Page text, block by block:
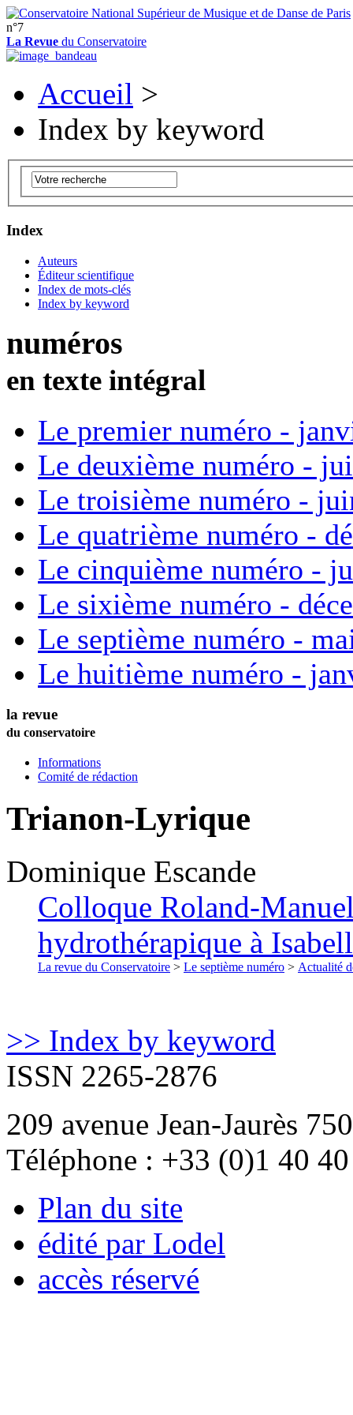
n°7
La Revue du Conservatoire
Accueil >
Index by keyword
Index
Auteurs
Éditeur scientifique
Index de mots-clés
Index by keyword
numéros
en texte intégral
Le premier numéro -
Le deuxième numéro -
Le troisième numéro -
Le quatrième numéro -
Le cinquième numéro -
Le sixième numéro -
Le septième numéro -
Le huitième numéro -
la revue
du conservatoire
Informations
Comité de rédaction
Trianon-Lyrique
Dominique Escande
Colloque Roland-
hydrothérapique à
La revue du Conservatoire > Le septième numéro > Actualité
>> Index by keyword
ISSN 2265-2876
209 avenue Jean-Jaurès
Téléphone : +33 (0)1 40
Plan du site
édité par Lodel
accès réservé